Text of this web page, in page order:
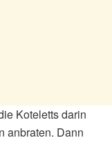
Koteletts darin
anbraten. Dann